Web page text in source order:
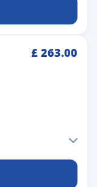
£ 263.00